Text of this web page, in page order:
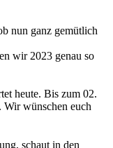
nun ganz gemütlich
wir 2023 genau so
heute. Bis zum 02.
Wir wünschen euch
schaut in den